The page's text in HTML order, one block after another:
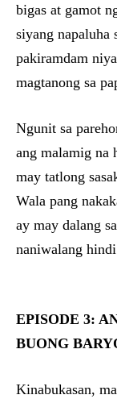
bigas at gamot
siyang napaluha
pakiramdam
magtanong sa
Ngunit sa
ang malamig na
may tatlong
Wala pang
ay may dalang
naniwalang
EPISODE 3:
BUONG
Kinabukasan,